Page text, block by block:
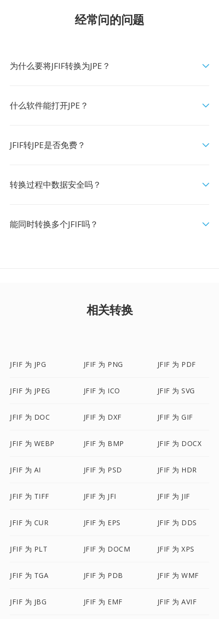
经常问的问题
为什么要将JFIF转换为JPE？
什么软件能打开JPE？
JFIF转JPE是否免费？
转换过程中数据安全吗？
能同时转换多个JFIF吗？
相关转换
JFIF 为 JPG JFIF 为 PNG JFIF 为 PDF
JFIF 为 JPEG JFIF 为 ICO JFIF 为 SVG
JFIF 为 DOC JFIF 为 DXF JFIF 为 GIF
JFIF 为 WEBP JFIF 为 BMP JFIF 为 DOCX
JFIF 为 AI JFIF 为 PSD JFIF 为 HDR
JFIF 为 TIFF JFIF 为 JFI JFIF 为 JIF
JFIF 为 CUR JFIF 为 EPS JFIF 为 DDS
JFIF 为 PLT JFIF 为 DOCM JFIF 为 XPS
JFIF 为 TGA JFIF 为 PDB JFIF 为 WMF
JFIF 为 JBG JFIF 为 EMF JFIF 为 AVIF